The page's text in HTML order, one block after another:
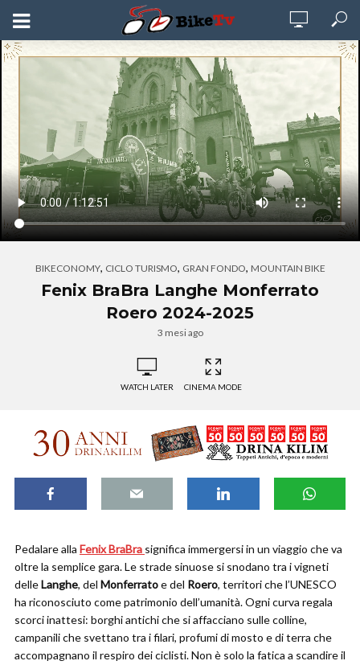
BIKECONOMY, CICLO TURISMO, GRAN FONDO, MOUNTAIN BIKE
Fenix BraBra Langhe Monferrato
Roero 2024-2025
3 mesi ago
WATCH LATER CINEMA MODE
Pedalare alla Fenix BraBra significa immergersi in un viaggio che va
oltre la semplice gara. Le strade sinuose si snodano tra i vigneti
delleLanghe, del Monferratoe del Roero, territori che l’UNESCO
ha riconosciuto come patrimonio dell’umanità. Ogni curva regala
scorci inattesi: borghi antichi che si affacciano sulle colline,
campanili che svettano tra i filari, profumi di mosto e di terra che
accompagnano il respiro dei ciclisti. Non è solo la fatica a scandire il